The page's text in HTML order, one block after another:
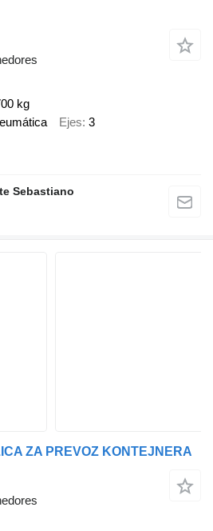
kg
Ejes 3
Sebastiano
ZA PREVOZ KONTEJNERA